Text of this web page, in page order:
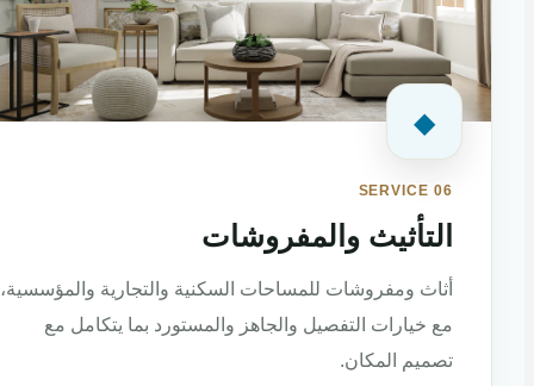
◆
SERVICE 06
التأثيث والمفروشات
أثاث ومفروشات للمساحات السكنية والتجارية والمؤسسية،
مع خيارات التفصيل والجاهز والمستورد بما يتكامل مع
تصميم المكان.